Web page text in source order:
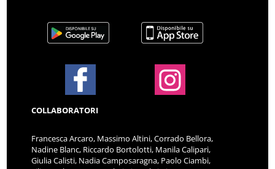
COLLABORATORI
Francesca Arcaro, Massimo Altini, Corrado Bellora,
Nadine Blanc, Riccardo Bortolotti, Manila Calipari,
Giulia Calisti, Nadia Camposaragna, Paolo Ciambi,